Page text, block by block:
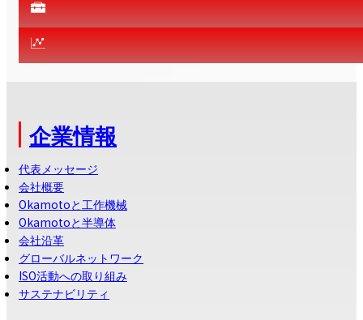
企業情報
代表メッセージ
会社概要
Okamotoと工作機械
Okamotoと半導体
会社沿革
グローバルネットワーク
ISO活動への取り組み
サステナビリティ